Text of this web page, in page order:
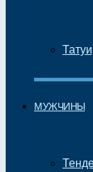
МУЖЧИНЫ